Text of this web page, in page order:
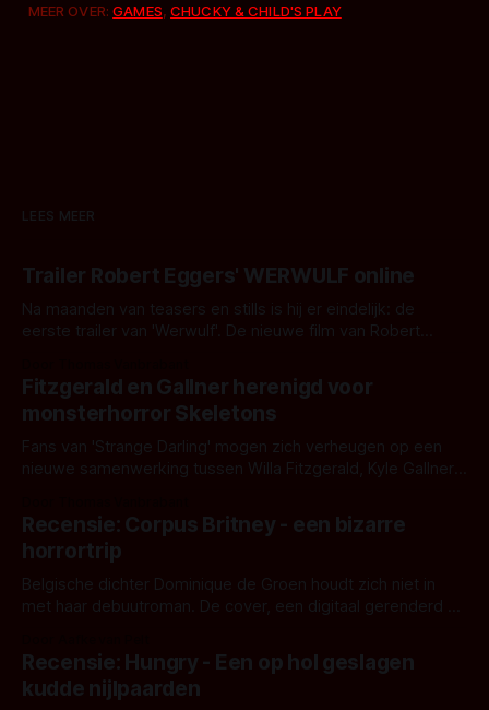
MEER OVER:GAMES,CHUCKY & CHILD'S PLAY
LEES MEER
Trailer Robert Eggers' WERWULF online
Na maanden van teasers en stills is hij er eindelijk: de
eerste trailer van 'Werwulf'. De nieuwe film van Robert
kille stijl vol folklore en mythe. Het topic deze keer is (kon
het het al raden?)... de weerwolf. Kijk je mee?
Fitzgerald en Gallner herenigd voor
monsterhorror Skeletons
Fans van 'Strange Darling' mogen zich verheugen op een
nieuwe samenwerking tussen Willa Fitzgerald, Kyle Gallner
'Skeletons', een nieuwe creature feature waarvoor de
opnames zijn gestart in Australië.
Recensie: Corpus Britney - een bizarre
horrortrip
Belgische dichter Dominique de Groen houdt zich niet in
met haar debuutroman. De cover, een digitaal gerenderd en
achtergrond, belooft iets kleurrijks maar onheilspellends,
iets ongrijpbaars. En dat maakt De Groen met ieder woord
waar.
Recensie: Hungry - Een op hol geslagen
kudde nijlpaarden